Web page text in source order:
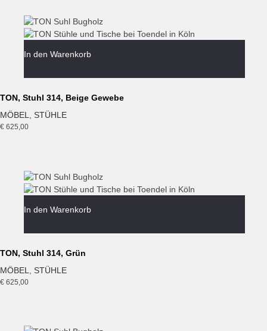
In den Warenkorb
TON, Stuhl 314, Beige Gewebe
MÖBEL, STÜHLE
€ 625,00
In den Warenkorb
TON, Stuhl 314, Grün
MÖBEL
STÜHLE
€ 625,00